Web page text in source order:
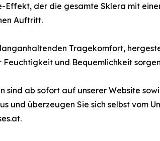
Effekt, der die gesamte Sklera mit
Auftritt.
Tragekomfort,
und Bequemlichkeit
sind ab sofort auf unserer Website
und überzeugen Sie sich selbst vom